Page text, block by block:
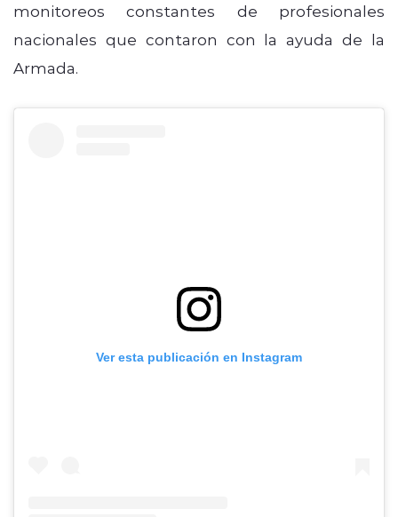
monitoreos constantes de profesionales
nacionales que contaron con la ayuda de la
Armada.
Ver esta publicación en Instagram